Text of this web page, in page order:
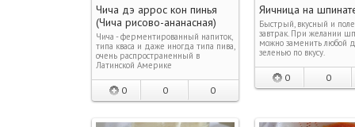
Чича дэ аррос кон пинья
(Чича рисово-ананасная)
Чича - ферментированный напиток,
типа кваса и даже иногда типа пива,
очень распространенный в
Латинской Америке
0 0 0
Яичница на
Быстрый, вкусный и
завтрак. При желании
можно заменить любой
зеленью по вкусу.
0 0